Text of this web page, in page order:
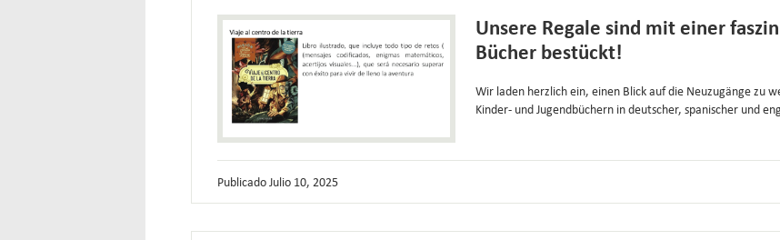
Unsere Regale sind mit einer
Bücher bestückt!
Wir laden herzlich ein, einen Blick auf die Neuzugänge zu
Kinder- und Jugendbüchern in deutscher, spanischer und
PublicadoJulio 10, 2025